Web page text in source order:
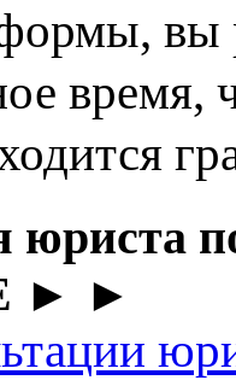
вы
время,
юриста
► ►